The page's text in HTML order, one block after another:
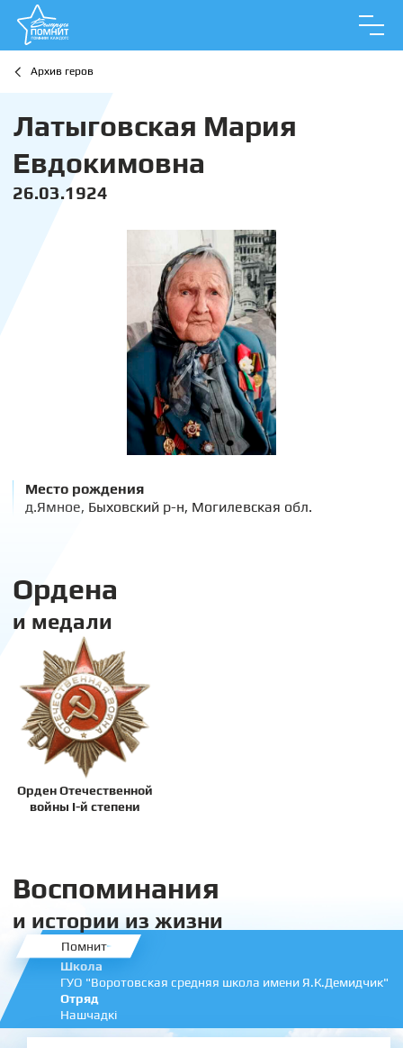
Архив геров
Латыговская Мария
Евдокимовна
26.03.1924
Место рождения
д.Ямное, Быховский р-н, Могилевская обл.
Ордена
и медали
Орден Отечественной
войны I-й степени
Воспоминания
и истории из жизни
Помнит
Школа
ГУО "Воротовская средняя школа имени Я.К.Демидчик"
Отряд
Нашчадкi